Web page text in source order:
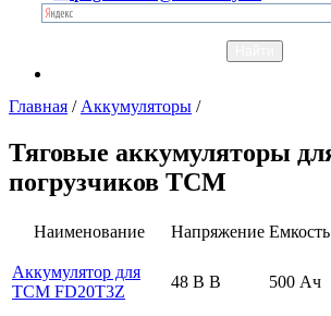
Главная / Аккумуляторы /
Тяговые аккумуляторы
погрузчиков TCM
Наименование Напряжение Емкость
Аккумулятор для
TCM FD20T3Z
48 В В 500 Ач